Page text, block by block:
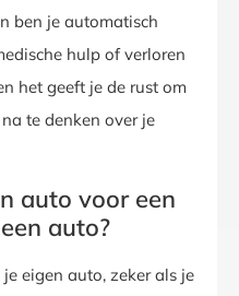
ben je automatisch
hulp of verloren
het geeft je de rust om
te denken over je
auto voor een
auto?
eigen auto, zeker als je